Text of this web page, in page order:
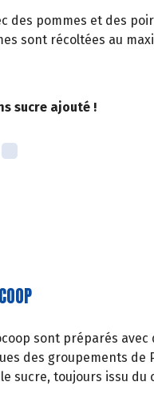
des pommes et des
sont récoltées au
sucre ajouté !
sont préparés avec
des groupements de
sucre, toujours issu du